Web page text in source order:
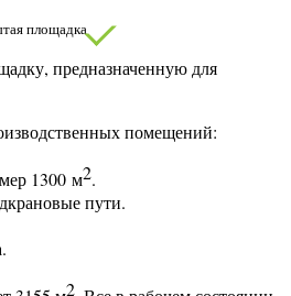
площадка
предназначенную для
помещений:
1300 м2.
пути.
2